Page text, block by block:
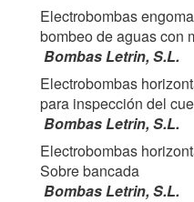
Electrobombas
bombeo de aguas con
Bombas Letrin, S.L.
Electrobombas
para inspección del
Bombas Letrin, S.L.
Electrobombas
Sobre bancada
Bombas Letrin, S.L.